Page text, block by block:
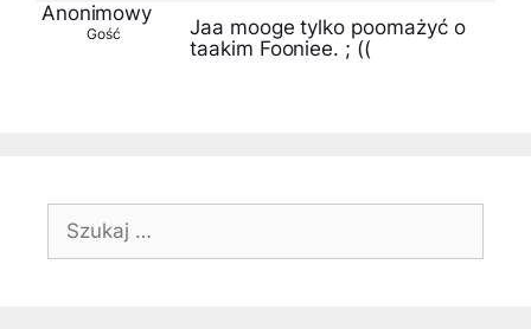
Anonimowy
Gość
Jaa mooge tylko poomażyć o
taakim Fooniee. ; ((
Szukaj: